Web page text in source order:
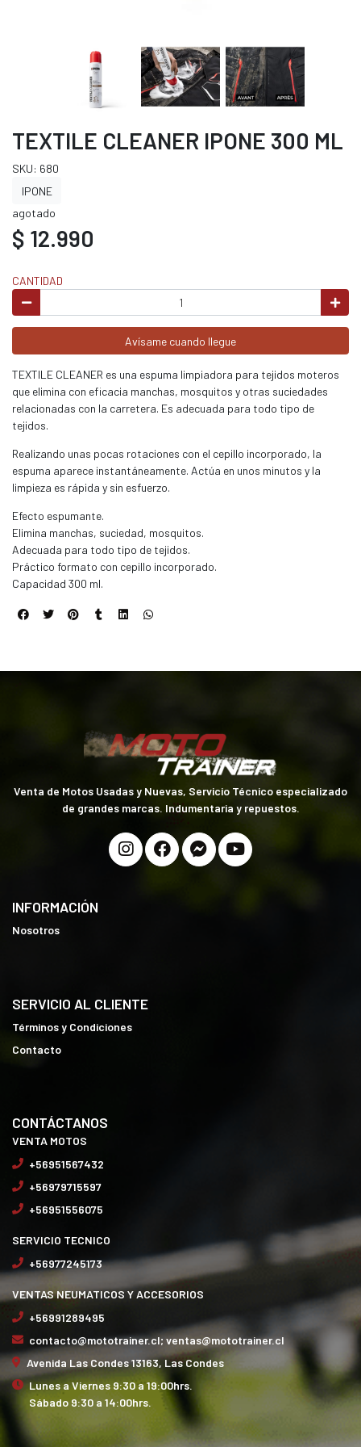
TEXTILE CLEANER IPONE 300 ML
SKU: 680
IPONE
agotado
$ 12.990
CANTIDAD
Avísame cuando llegue
TEXTILE CLEANER es una espuma limpiadora para tejidos moteros
que elimina con eficacia manchas, mosquitos y otras suciedades
relacionadas con la carretera. Es adecuada para todo tipo de
tejidos.
Realizando unas pocas rotaciones con el cepillo incorporado, la
espuma aparece instantáneamente. Actúa en unos minutos y la
limpieza es rápida y sin esfuerzo.
Efecto espumante.
Elimina manchas, suciedad, mosquitos.
Adecuada para todo tipo de tejidos.
Práctico formato con cepillo incorporado.
Capacidad 300 ml.
Venta de Motos Usadas y Nuevas, Servicio Técnico especializado
de grandes marcas. Indumentaria y repuestos.
INFORMACIÓN
Nosotros
SERVICIO AL CLIENTE
Términos y Condiciones
Contacto
CONTÁCTANOS
VENTA MOTOS
+56951567432
+56979715597
+56951556075
SERVICIO TECNICO
+56977245173
VENTAS NEUMATICOS Y ACCESORIOS
+56991289495
contacto@mototrainer.cl; ventas@mototrainer.cl
Avenida Las Condes 13163, Las Condes
Lunes a Viernes 9:30 a 19:00hrs.
Sábado 9:30 a 14:00hrs.